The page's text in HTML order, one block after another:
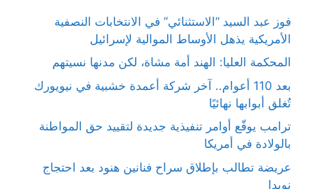
فوز عبد السيد “الاستثنائي” في الانتخابات النصفية
الأمريكية يذهل الأوساط الموالية لإسرائيل
المحكمة العليا: الهند أمة مشاة، لكن مدنها نسيتهم
بعد 110 أعوام.. آخر شركة أعمدة خشبية في نيويورك
تُغلق أبوابها نهائيًا
ترامب يوقّع أوامر تنفيذية جديدة لتقييد حق المواطنة
بالولادة في أمريكا
عريضة تطالب بإطلاق سراح فنانين هنود بعد احتجاج
نويدا